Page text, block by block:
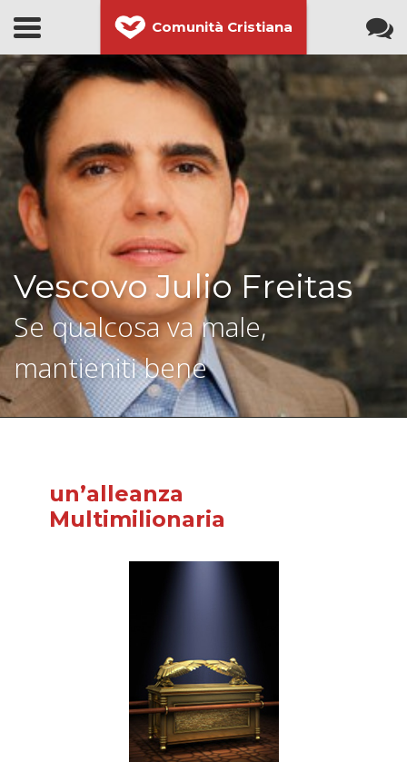
Comunità Cristiana
Vescovo Julio Freitas
Se qualcosa va male,
mantieniti bene
un’alleanza
Multimilionaria